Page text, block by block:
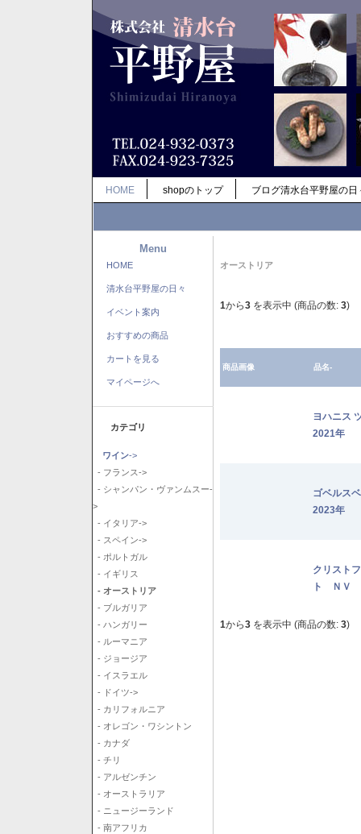
HOME shopのトップ ブログ清水台平野屋の日
Menu
HOME
清水台平野屋の日々
イベント案内
おすすめの商品
カートを見る
マイページへ
カテゴリ
ワイン->
- フランス->
- シャンパン・ヴァンムスー-
>
- イタリア->
- スペイン->
- ポルトガル
- イギリス
- オーストリア
- ブルガリア
- ハンガリー
- ルーマニア
- ジョージア
- イスラエル
- ドイツ->
- カリフォルニア
- オレゴン・ワシントン
- カナダ
- チリ
- アルゼンチン
- オーストラリア
- ニュージーランド
- 南アフリカ
オーストリア
1から3 を表示中 (商品の数: 3)
商品画像 品名-
ヨハニス
2021年
ゴベルス
2023年
クリスト
ト ＮＶ
1から3 を表示中 (商品の数: 3)